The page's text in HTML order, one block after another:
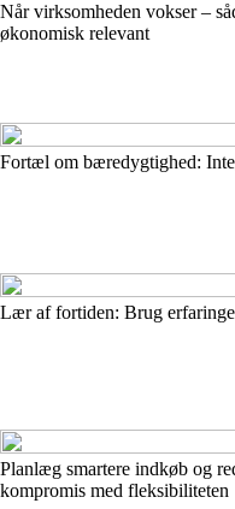
Når virksomheden vokser –
økonomisk relevant
Fortæl om bæredygtighed:
Lær af fortiden: Brug
Planlæg smartere indkøb og
kompromis med fleksibiliteten